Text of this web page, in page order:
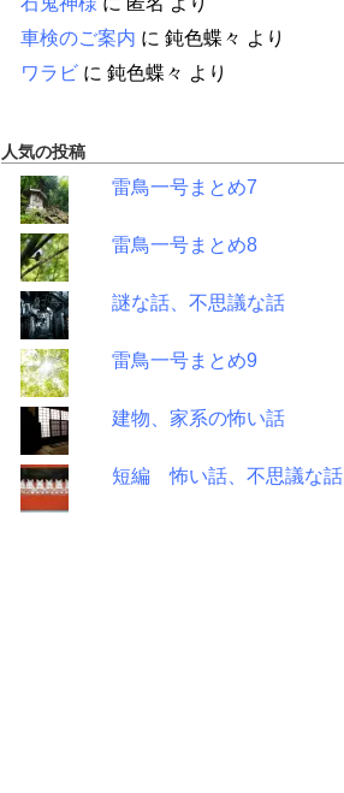
車検のご案内 に 鈍色蝶々 より
ワラビ に 鈍色蝶々 より
人気の投稿
雷鳥一号まとめ7
雷鳥一号まとめ8
謎な話、不思議な話
雷鳥一号まとめ9
建物、家系の怖い話
短編 怖い話、不思議な話